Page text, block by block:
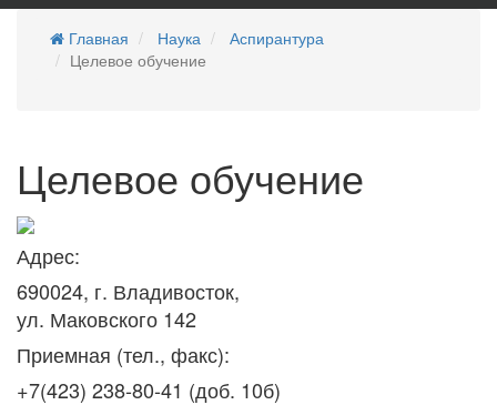
Главная Наука
Аспирантура
Целевое обучение
Целевое обучение
Адрес:
690024, г. Владивосток,
ул. Маковского 142
Приемная (тел., факс):
+7(423) 238-80-41 (доб. 10б)